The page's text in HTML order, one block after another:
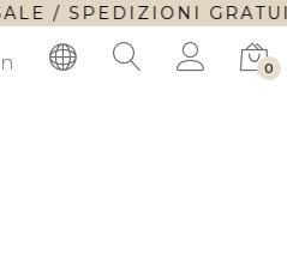
/ SPEDIZIONI
0